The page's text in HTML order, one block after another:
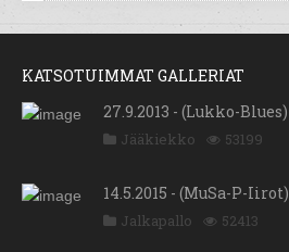
KATSOTUIMMAT GALLERIAT
27.9.2013 - (Lukko-Blues)
Jääkiekko 53199
14.5.2015 - (MuSa-P-Iirot)
Jalkapallo 52413